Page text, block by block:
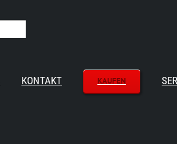
KONTAKT KAUFEN